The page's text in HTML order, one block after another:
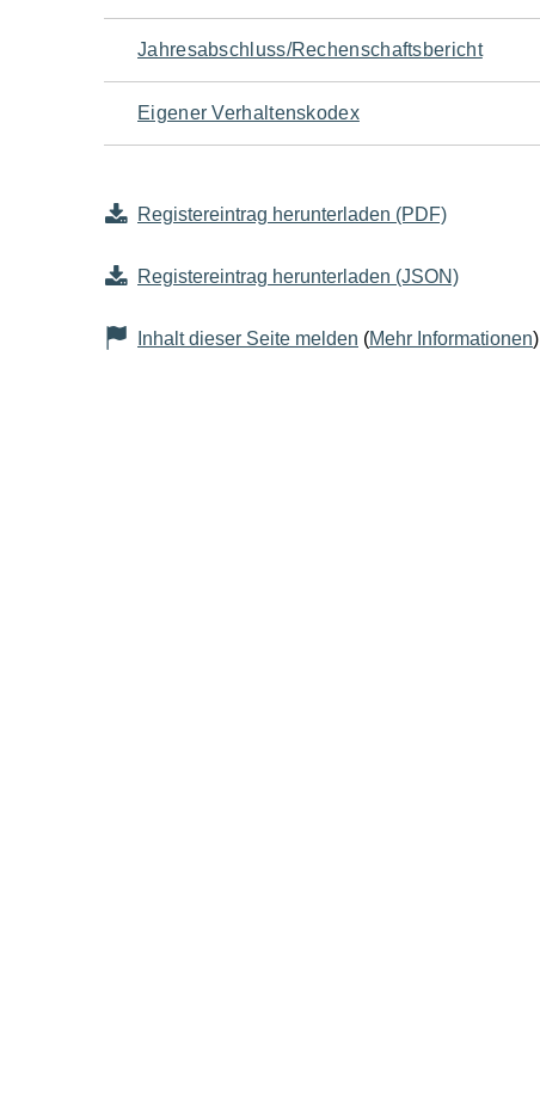
Jahresabschluss/Rechenschaftsbericht
Eigener Verhaltenskodex
Registereintrag herunterladen (PDF)
Registereintrag herunterladen (JSON)
Inhalt dieser Seite melden (Mehr Informationen)